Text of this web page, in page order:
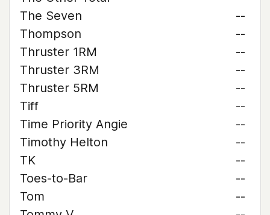
The Seven
--
Thompson
--
Thruster 1RM
--
Thruster 3RM
--
Thruster 5RM
--
Tiff
--
Time Priority Angie
--
Timothy Helton
--
TK
--
Toes-to-Bar
--
Tom
--